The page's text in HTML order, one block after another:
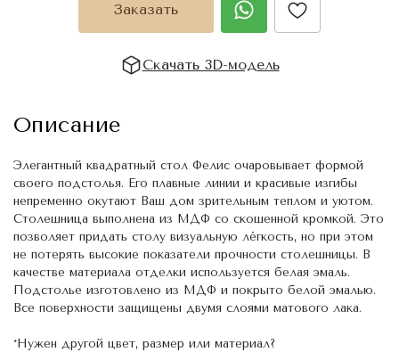
Заказать
Скачать 3D-модель
Описание
Элегантный квадратный стол Фелис очаровывает формой
своего подстолья. Его плавные линии и красивые изгибы
непременно окутают Ваш дом зрительным теплом и уютом.
Столешница выполнена из МДФ со скошенной кромкой. Это
позволяет придать столу визуальную лёгкость, но при этом
не потерять высокие показатели прочности столешницы. В
качестве материала отделки используется белая эмаль.
Подстолье изготовлено из МДФ и покрыто белой эмалью.
Все поверхности защищены двумя слоями матового лака.
*Нужен другой цвет, размер или материал?